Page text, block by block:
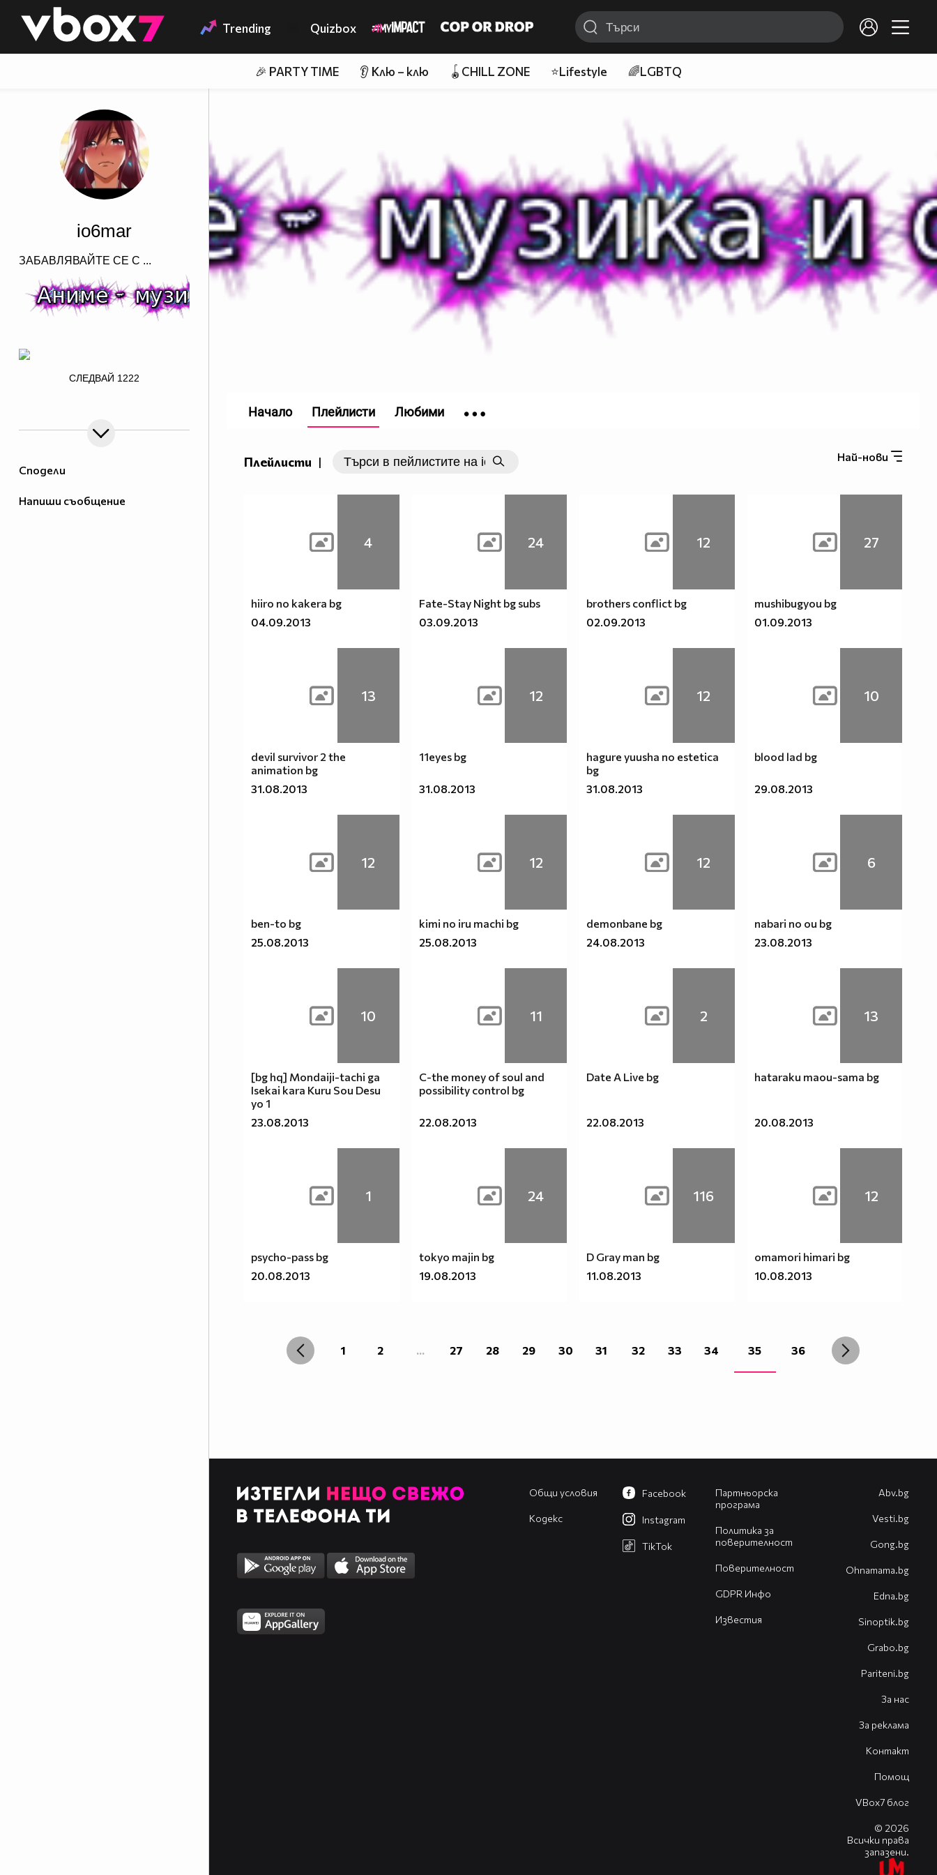
👾 Trending Quizbox
🎉 PARTY TIME 👂 Клю – клю 🪀CHILL ZONE ⭐Lifestyle 🌈LGBTQ
Сподели
Напиши съобщение
io6mar
ЗАБАВЛЯВАЙТЕ СЕ С ...
заповядайте в Аниме - музика и
СЛЕДВАЙ 1222
Плейлисти | Най-нови
4
hiiro no kakera bg
04.09.2013
24
Fate-Stay Night bg subs
03.09.2013
12
brothers conflict bg
02.09.2013
27
mushibugyou bg
01.09.2013
13
devil survivor 2 the
animation bg
31.08.2013
12
11eyes bg
31.08.2013
12
hagure yuusha no estetica
bg
31.08.2013
10
blood lad bg
29.08.2013
12
ben-to bg
25.08.2013
12
kimi no iru machi bg
25.08.2013
12
demonbane bg
24.08.2013
6
nabari no ou bg
23.08.2013
10
[bg hq] Mondaiji-tachi ga
Isekai kara Kuru Sou Desu
yo 1
23.08.2013
11
C-the money of soul and
possibility control bg
22.08.2013
2
Date A Live bg
22.08.2013
13
hataraku maou-sama bg
20.08.2013
1
psycho-pass bg
20.08.2013
24
tokyo majin bg
19.08.2013
116
D Gray man bg
11.08.2013
12
omamori himari bg
10.08.2013
1 2 ... 27 28 29 30 31 32 33 34 35 36
Начало Плейлисти Любими
Общи условия
Кодекс
Партньорска
програма
Политика за
поверителност
Поверителност
GDPR Инфо
Известия
Facebook
Instagram
TikTok
Abv.bg
Vesti.bg
Gong.bg
Оhnamama.bg
Edna.bg
Sinoptik.bg
Grabo.bg
Pariteni.bg
За нас
За реклама
Контакт
Помощ
VBox7 блог
© 2026
Всички права
запазени.